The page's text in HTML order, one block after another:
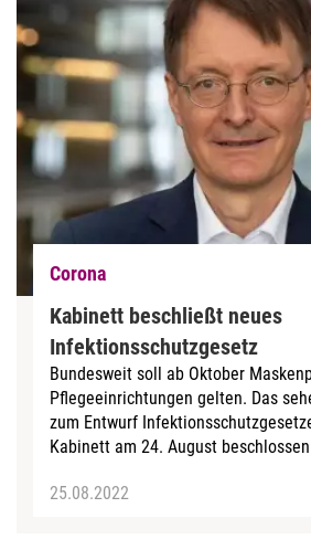
Corona
Kabinett beschließt neues
Infektionsschutzgesetz
Bundesweit soll ab Oktober
Pflegeeinrichtungen gelten. Das
zum Entwurf
Kabinett am 24. August
25.08.2022